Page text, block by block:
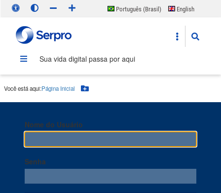
Português (Brasil)
English
Sua vida digital passa por aqui
Você está aqui:Página Inicial Botão Menu
Nome do Usuário
Senha